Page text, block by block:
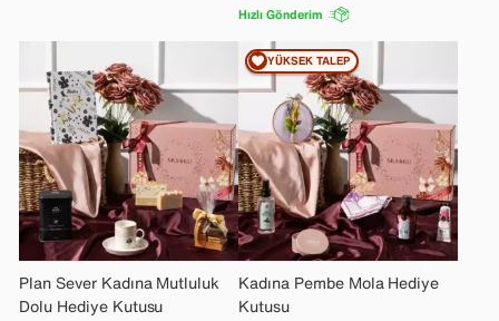
Hızlı Gönderim
Plan Sever Kadına Mutluluk
Dolu Hediye Kutusu
Kadına Pembe Mola Hediye
Kutusu
YÜKSEK TALEP